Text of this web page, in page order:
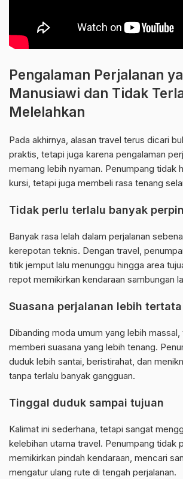
Pengalaman Perjalanan
Manusiawi dan Tidak
Melelahkan
Pada akhirnya, alasan travel terus dicari
praktis, tetapi juga karena pengalaman
memang lebih nyaman. Penumpang tidak
kursi, tetapi juga membeli rasa tenang
Tidak perlu terlalu banyak
Banyak rasa lelah dalam perjalanan
kerepotan teknis. Dengan travel,
titik jemput lalu menunggu hingga area
repot memikirkan kendaraan sambungan
Suasana perjalanan lebih tertata
Dibanding moda umum yang lebih massal,
memberi suasana yang lebih tenang.
duduk lebih santai, beristirahat, dan
tanpa terlalu banyak gangguan.
Tinggal duduk sampai tujuan
Kalimat ini sederhana, tetapi sangat
kelebihan utama travel. Penumpang tidak
memikirkan pindah kendaraan, mencari
mengatur ulang rute di tengah perjalanan.